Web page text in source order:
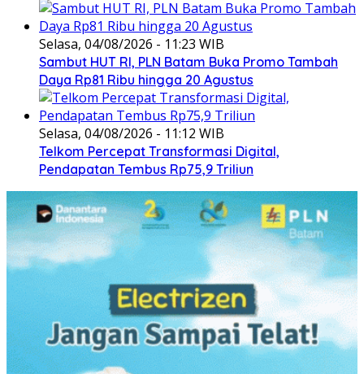
Selasa, 04/08/2026 - 11:23 WIB
Sambut HUT RI, PLN Batam Buka Promo Tambah
Daya Rp81 Ribu hingga 20 Agustus
Selasa, 04/08/2026 - 11:12 WIB
Telkom Percepat Transformasi Digital,
Pendapatan Tembus Rp75,9 Triliun